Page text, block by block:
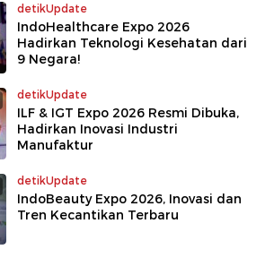
detikUpdate
IndoHealthcare Expo 2026
Hadirkan Teknologi Kesehatan dari
9 Negara!
detikUpdate
ILF & IGT Expo 2026 Resmi Dibuka,
Hadirkan Inovasi Industri
Manufaktur
detikUpdate
IndoBeauty Expo 2026, Inovasi dan
Tren Kecantikan Terbaru